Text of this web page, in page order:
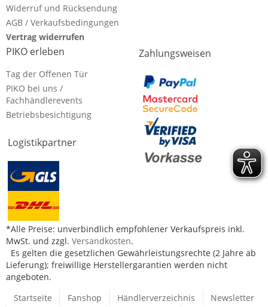
Widerruf und Rücksendung
AGB / Verkaufsbedingungen
Vertrag widerrufen
PIKO erleben
Tag der Offenen Tür
PIKO bei uns /
Fachhändlerevents
Betriebsbesichtigung
Logistikpartner
Zahlungsweisen
*Alle Preise: unverbindlich empfohlener Verkaufspreis inkl.
MwSt. und zzgl. Versandkosten.
Es gelten die gesetzlichen Gewährleistungsrechte (2 Jahre ab
Lieferung); freiwillige Herstellergarantien werden nicht
angeboten.
Startseite
Fanshop Händlerverzeichnis Newsletter